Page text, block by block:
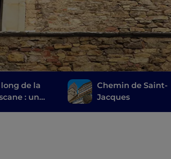
de la
: un
Chemin de Saint-
Jacques